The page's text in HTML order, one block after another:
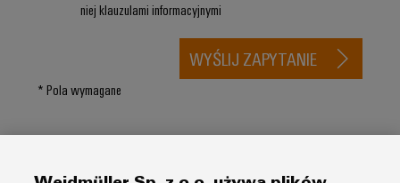
niej klauzulami informacyjnymi
* Pola wymagane
WYŚLIJ ZAPYTANIE